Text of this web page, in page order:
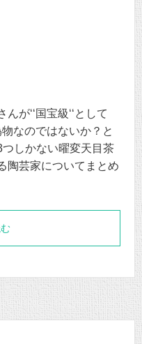
が‘‘国宝級‘‘として
なのではないか？と
しかない曜変天目茶
陶芸家についてまとめ